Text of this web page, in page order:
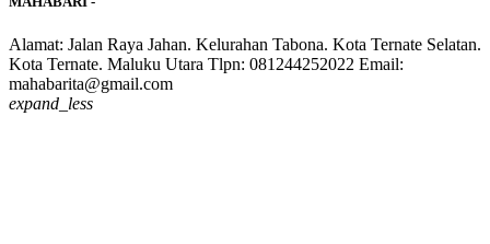
Alamat: Jalan Raya Jahan. Kelurahan Tabona. Kota Ternate Selatan.
Kota Ternate. Maluku Utara Tlpn: 081244252022 Email:
mahabarita@gmail.com
expand_less